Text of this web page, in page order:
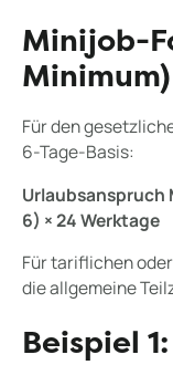
Minijob-
Minimum)
Für den
6-Tage-Basis:
Urlaubsanspruch
6) × 24 Werktage
Für tariflichen
die allgemeine
Beispiel